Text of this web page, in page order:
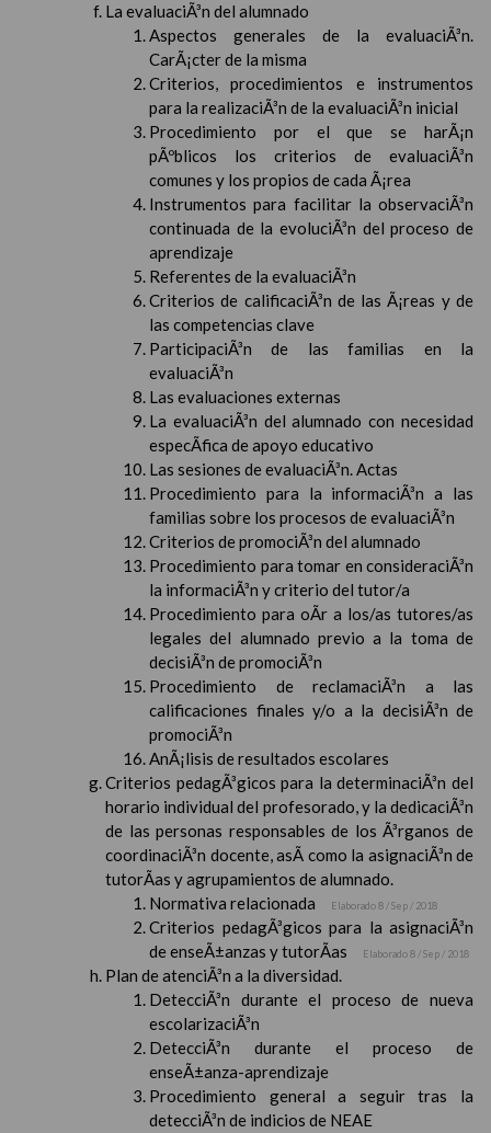
La evaluaciÃ³n del alumnado
Aspectos generales de la evaluaciÃ³n.
CarÃ¡cter de la misma
Criterios, procedimientos e instrumentos
para la realizaciÃ³n de la evaluaciÃ³n inicial
Procedimiento por el que se harÃ¡n
pÃºblicos los criterios de evaluaciÃ³n
comunes y los propios de cada Ã¡rea
Instrumentos para facilitar la observaciÃ³n
continuada de la evoluciÃ³n del proceso de
aprendizaje
Referentes de la evaluaciÃ³n
Criterios de calificaciÃ³n de las Ã¡reas y de
las competencias clave
ParticipaciÃ³n de las familias en la
evaluaciÃ³n
Las evaluaciones externas
La evaluaciÃ³n del alumnado con necesidad
especÃ­fica de apoyo educativo
Las sesiones de evaluaciÃ³n. Actas
Procedimiento para la informaciÃ³n a las
familias sobre los procesos de evaluaciÃ³n
Criterios de promociÃ³n del alumnado
Procedimiento para tomar en consideraciÃ³n
la informaciÃ³n y criterio del tutor/a
Procedimiento para oÃ­r a los/as tutores/as
legales del alumnado previo a la toma de
decisiÃ³n de promociÃ³n
Procedimiento de reclamaciÃ³n a las
calificaciones finales y/o a la decisiÃ³n de
promociÃ³n
AnÃ¡lisis de resultados escolares
Criterios pedagÃ³gicos para la determinaciÃ³n del
horario individual del profesorado, y la dedicaciÃ³n
de las personas responsables de los Ã³rganos de
coordinaciÃ³n docente, asÃ­ como la asignaciÃ³n de
tutorÃ­as y agrupamientos de alumnado.
Normativa relacionada
Elaborado 8 / Sep / 2018
Criterios pedagÃ³gicos para la asignaciÃ³n
de enseÃ±anzas y tutorÃ­as
Elaborado 8 / Sep / 2018
Plan de atenciÃ³n a la diversidad.
DetecciÃ³n durante el proceso de nueva
escolarizaciÃ³n
DetecciÃ³n durante el proceso de
enseÃ±anza-aprendizaje
Procedimiento general a seguir tras la
detecciÃ³n de indicios de NEAE